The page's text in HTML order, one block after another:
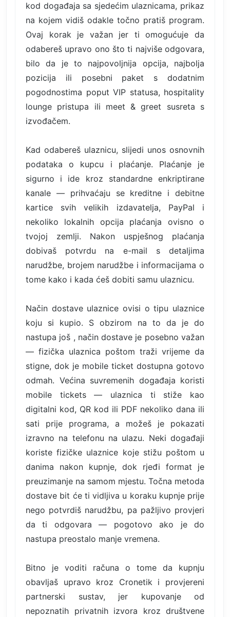
kod događaja sa sjedećim ulaznicama, prikaz
na kojem vidiš odakle točno pratiš program.
Ovaj korak je važan jer ti omogućuje da
odabereš upravo ono što ti najviše odgovara,
bilo da je to najpovoljnija opcija, najbolja
pozicija ili posebni paket s dodatnim
pogodnostima poput VIP statusa, hospitality
lounge pristupa ili meet & greet susreta s
izvođačem.
Kad odabereš ulaznicu, slijedi unos osnovnih
podataka o kupcu i plaćanje. Plaćanje je
sigurno i ide kroz standardne enkriptirane
kanale — prihvaćaju se kreditne i debitne
kartice svih velikih izdavatelja, PayPal i
nekoliko lokalnih opcija plaćanja ovisno o
tvojoj zemlji. Nakon uspješnog plaćanja
dobivaš potvrdu na e-mail s detaljima
narudžbe, brojem narudžbe i informacijama o
tome kako i kada ćeš dobiti samu ulaznicu.
Način dostave ulaznice ovisi o tipu ulaznice
koju si kupio. S obzirom na to da je do
nastupa još , način dostave je posebno važan
— fizička ulaznica poštom traži vrijeme da
stigne, dok je mobile ticket dostupna gotovo
odmah. Većina suvremenih događaja koristi
mobile tickets — ulaznica ti stiže kao
digitalni kod, QR kod ili PDF nekoliko dana ili
sati prije programa, a možeš je pokazati
izravno na telefonu na ulazu. Neki događaji
koriste fizičke ulaznice koje stižu poštom u
danima nakon kupnje, dok rjeđi format je
preuzimanje na samom mjestu. Točna metoda
dostave bit će ti vidljiva u koraku kupnje prije
nego potvrdiš narudžbu, pa pažljivo provjeri
da ti odgovara — pogotovo ako je do
nastupa preostalo manje vremena.
Bitno je voditi računa o tome da kupnju
obavljaš upravo kroz Cronetik i provjereni
partnerski sustav, jer kupovanje od
nepoznatih privatnih izvora kroz društvene